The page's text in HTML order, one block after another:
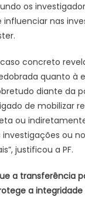
os
nas
concreto
quanto à
diante da
de mobilizar
ou
ou
justificou a PF.
a transferência
a integridade